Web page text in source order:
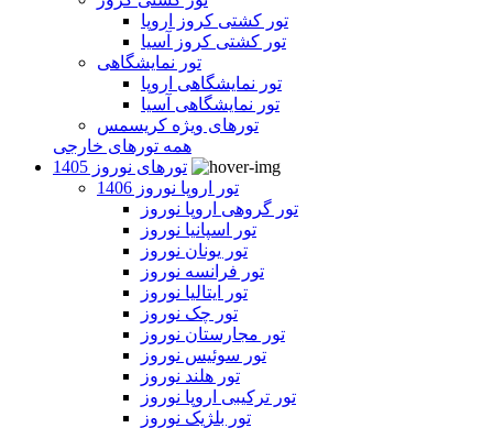
تور کشتی کروز اروپا
تور کشتی کروز آسیا
تور نمایشگاهی
تور نمایشگاهی اروپا
تور نمایشگاهی آسیا
تورهای ویژه کریسمس
همه تورهای خارجی
تورهای نوروز 1405
تور اروپا نوروز 1406
تور گروهی اروپا نوروز
تور اسپانیا نوروز
تور یونان نوروز
تور فرانسه نوروز
تور ایتالیا نوروز
تور چک نوروز
تور مجارستان نوروز
تور سوئیس نوروز
تور هلند نوروز
تور ترکیبی اروپا نوروز
تور بلژیک نوروز